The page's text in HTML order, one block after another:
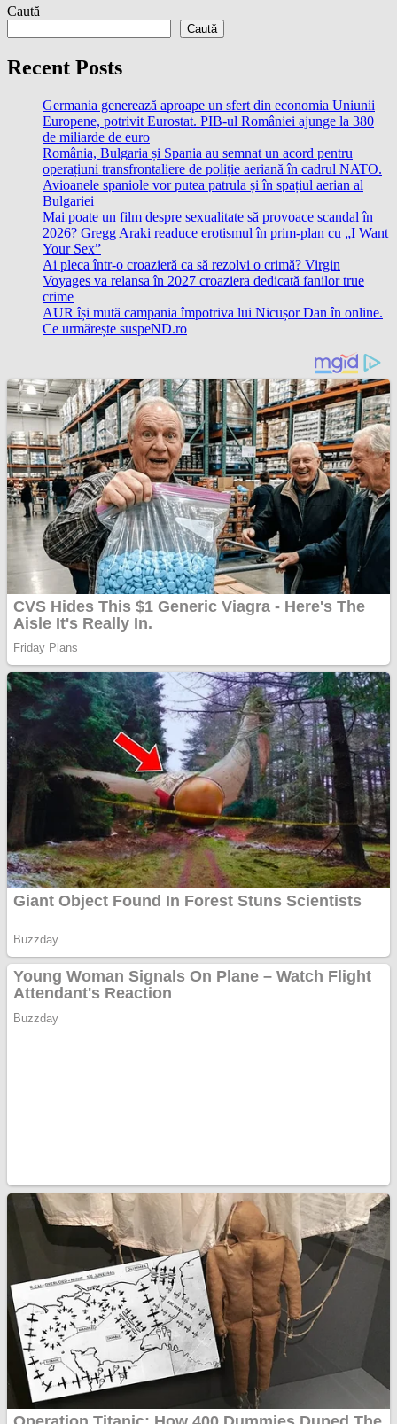
Caută
Caută
Recent Posts
Germania generează aproape un sfert din economia Uniunii
Europene, potrivit Eurostat. PIB-ul României ajunge la 380
de miliarde de euro
România, Bulgaria și Spania au semnat un acord pentru
operațiuni transfrontaliere de poliție aeriană în cadrul NATO.
Avioanele spaniole vor putea patrula și în spațiul aerian al
Bulgariei
Mai poate un film despre sexualitate să provoace scandal în
2026? Gregg Araki readuce erotismul în prim-plan cu „I Want
Your Sex”
Ai pleca într-o croazieră ca să rezolvi o crimă? Virgin
Voyages va relansa în 2027 croaziera dedicată fanilor true
crime
AUR își mută campania împotriva lui Nicușor Dan în online.
Ce urmărește suspeND.ro